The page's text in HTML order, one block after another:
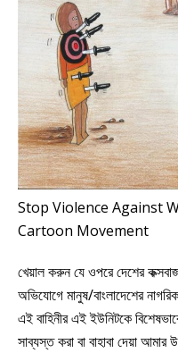
Stop Violence Against
Cartoon Movement
খেয়াল করুন যে ওপরে দেশের
অভিযোগে মানুষ/বাংলাদেশের
এই বাহিনীর এই ইউনিটকে
সাব্যস্ত করা বা বাহাবা দেয়া